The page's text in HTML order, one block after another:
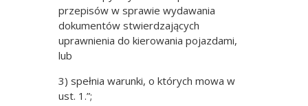
przepisów w sprawie wydawania
dokumentów stwierdzających
uprawnienia do kierowania pojazdami,
lub
3) spełnia warunki, o których mowa w
ust. 1.”;